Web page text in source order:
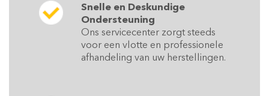
Snelle en Deskundige
Ondersteuning
Ons servicecenter zorgt steeds
voor een vlotte en professionele
afhandeling van uw herstellingen.